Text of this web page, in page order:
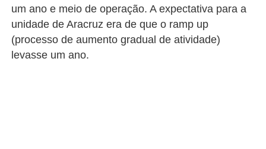
um ano e meio de operação. A expectativa para a
unidade de Aracruz era de que o ramp up
(processo de aumento gradual de atividade)
levasse um ano.